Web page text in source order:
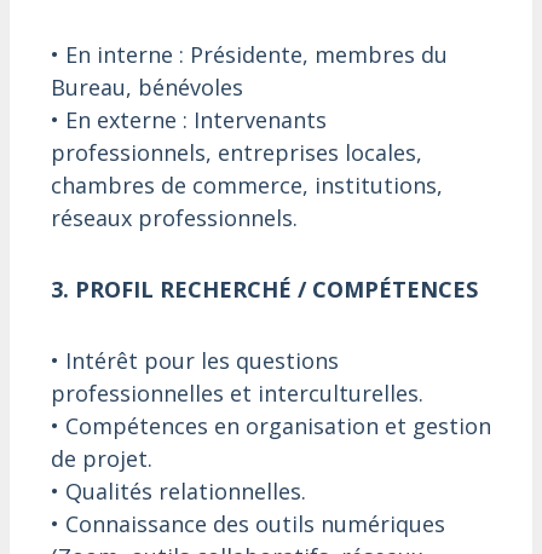
• En interne : Présidente, membres du
Bureau, bénévoles
• En externe : Intervenants
professionnels, entreprises locales,
chambres de commerce, institutions,
réseaux professionnels.
3. PROFIL RECHERCHÉ / COMPÉTENCES
• Intérêt pour les questions
professionnelles et interculturelles.
• Compétences en organisation et gestion
de projet.
• Qualités relationnelles.
• Connaissance des outils numériques